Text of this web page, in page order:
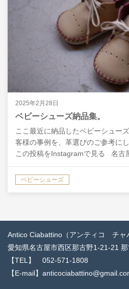
2025年2月28日
ベビーシューズ納品集。
ここ最近に納品したベビーシュー
客様の事例を、革選びのご参考に
この投稿をInstagramで見る 名古
ベビーシューズ
Antico Ciabattino（アンティコ チャ
愛知県名古屋市西区那古野1-21-21
【TEL】 052-571-1808
【E-mail】